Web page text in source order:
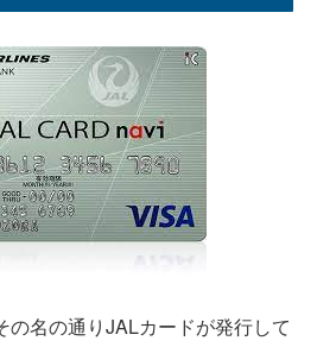
名の通りJALカードが発行して